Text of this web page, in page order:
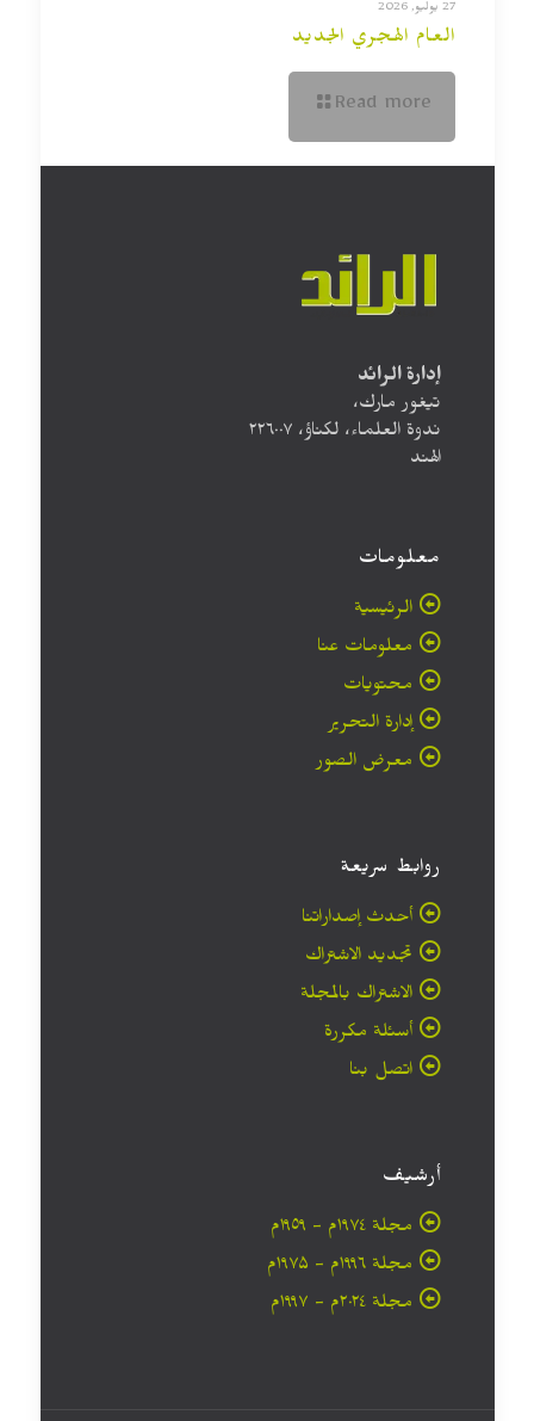
27 يوليو, 2026
العام الهجري الجديد
Read more
إدارة الرائد
تيغور مارك،
ندوة العلماء، لكناؤ، ۲۲٦۰۰۷
الهند
معلومات
الرئيسية
معلومات عنا
محتويات
إدارة التحرير
معرض الصور
روابط سريعة
أحدث إصداراتنا
تجديد الاشتراك
الاشتراك بالمجلة
أسئلة مكررة
اتصل بنا
أرشيف
مجلة ۱۹۷٤م - ١٩٥٩م
مجلة ۱۹۹٦م - ۱۹۷۵م
مجلة ۲۰۲٤م - ۱۹۹۷م